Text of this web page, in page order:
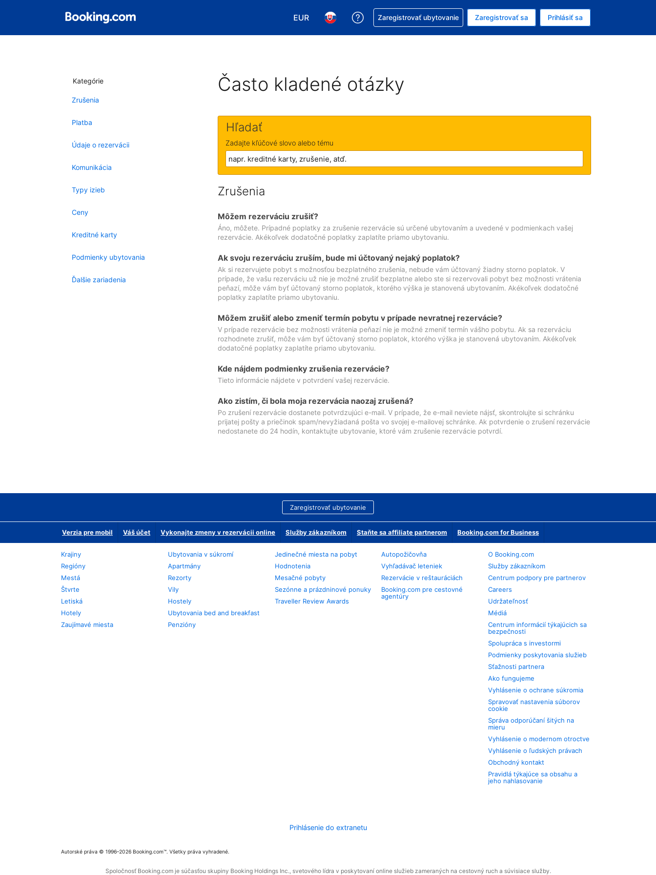
EUR
Vybrať menu. Momentálne máte zvolenú menu EUR
Vybrať jazyk. Momentálne máte zvolený jazyk V slovenčine
Získajte pomoc s rezerváciou
Zaregistrovať ubytovanie Zaregistrovať sa Prihlásiť sa
Kategórie
Zrušenia
Platba
Údaje o rezervácii
Komunikácia
Typy izieb
Ceny
Kreditné karty
Podmienky ubytovania
Ďalšie zariadenia
Často kladené otázky
Hľadať
Zadajte kľúčové slovo alebo tému
Zrušenia
Môžem rezerváciu zrušiť?
Áno, môžete. Prípadné poplatky za zrušenie rezervácie sú určené ubytovaním a uvedené v podmienkach vašej
rezervácie. Akékoľvek dodatočné poplatky zaplatíte priamo ubytovaniu.
Ak svoju rezerváciu zruším, bude mi účtovaný nejaký poplatok?
Ak si rezervujete pobyt s možnosťou bezplatného zrušenia, nebude vám účtovaný žiadny storno poplatok. V
prípade, že vašu rezerváciu už nie je možné zrušiť bezplatne alebo ste si rezervovali pobyt bez možnosti vrátenia
peňazí, môže vám byť účtovaný storno poplatok, ktorého výška je stanovená ubytovaním. Akékoľvek dodatočné
poplatky zaplatíte priamo ubytovaniu.
Môžem zrušiť alebo zmeniť termín pobytu v prípade nevratnej rezervácie?
V prípade rezervácie bez možnosti vrátenia peňazí nie je možné zmeniť termín vášho pobytu. Ak sa rezerváciu
rozhodnete zrušiť, môže vám byť účtovaný storno poplatok, ktorého výška je stanovená ubytovaním. Akékoľvek
dodatočné poplatky zaplatíte priamo ubytovaniu.
Kde nájdem podmienky zrušenia rezervácie?
Tieto informácie nájdete v potvrdení vašej rezervácie.
Ako zistím, či bola moja rezervácia naozaj zrušená?
Po zrušení rezervácie dostanete potvrdzujúci e-mail. V prípade, že e-mail neviete nájsť, skontrolujte si schránku
prijatej pošty a priečinok spam/nevyžiadaná pošta vo svojej e-mailovej schránke. Ak potvrdenie o zrušení rezervácie
nedostanete do 24 hodín, kontaktujte ubytovanie, ktoré vám zrušenie rezervácie potvrdí.
Zaregistrovať ubytovanie
Verzia pre mobil Váš účet Vykonajte zmeny v rezervácii online Služby zákazníkom Staňte sa affiliate partnerom Booking.com for Business
Krajiny
Regióny
Mestá
Štvrte
Letiská
Hotely
Zaujímavé miesta
Ubytovania v súkromí
Apartmány
Rezorty
Vily
Hostely
Ubytovania bed and breakfast
Penzióny
Jedinečné miesta na pobyt
Hodnotenia
Mesačné pobyty
Sezónne a prázdninové ponuky
Traveller Review Awards
Autopožičovňa
Vyhľadávač leteniek
Rezervácie v reštauráciách
Booking.com pre cestovné
agentúry
O Booking.com
Služby zákazníkom
Centrum podpory pre partnerov
Careers
Udržateľnosť
Médiá
Centrum informácií týkajúcich sa
bezpečnosti
Spolupráca s investormi
Podmienky poskytovania služieb
Sťažnosti partnera
Ako fungujeme
Vyhlásenie o ochrane súkromia
Spravovať nastavenia súborov
cookie
Správa odporúčaní šitých na
mieru
Vyhlásenie o modernom otroctve
Vyhlásenie o ľudských právach
Obchodný kontakt
Pravidlá týkajúce sa obsahu a
jeho nahlasovanie
Prihlásenie do extranetu
Autorské práva © 1996–2026 Booking.com™. Všetky práva vyhradené.
Spoločnosť Booking.com je súčasťou skupiny Booking Holdings Inc., svetového lídra v poskytovaní online služieb zameraných na cestovný ruch a súvisiace služby.